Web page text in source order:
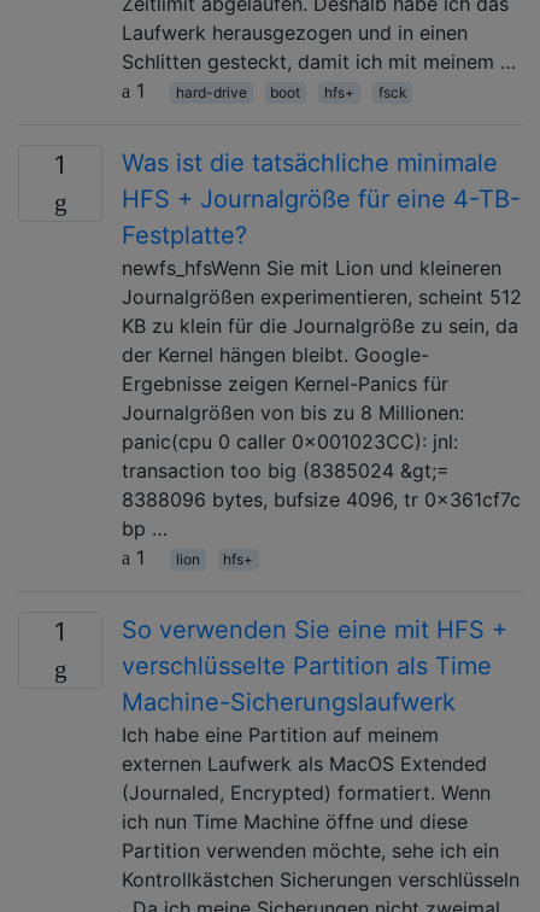
Laufwerk herausgezogen und in einen
Schlitten gesteckt, damit ich mit meinem …
1
hard-drive boot hfs+ fsck
1
Was ist die tatsächliche minimale
HFS + Journalgröße für eine 4-TB-
Festplatte?
newfs_hfsWenn Sie mit Lion und kleineren
Journalgrößen experimentieren, scheint 512
KB zu klein für die Journalgröße zu sein, da
der Kernel hängen bleibt. Google-
Ergebnisse zeigen Kernel-Panics für
Journalgrößen von bis zu 8 Millionen:
panic(cpu 0 caller 0x001023CC): jnl:
transaction too big (8385024 &gt;=
8388096 bytes, bufsize 4096, tr 0x361cf7c
bp …
1
lion hfs+
1
So verwenden Sie eine mit HFS +
verschlüsselte Partition als Time
Machine-Sicherungslaufwerk
Ich habe eine Partition auf meinem
externen Laufwerk als MacOS Extended
(Journaled, Encrypted) formatiert. Wenn
ich nun Time Machine öffne und diese
Partition verwenden möchte, sehe ich ein
Kontrollkästchen Sicherungen verschlüsseln